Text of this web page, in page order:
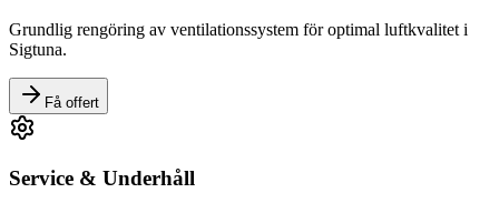
Grundlig rengöring av ventilationssystem för optimal luftkvalitet i
Sigtuna.
Få offert
Service & Underhåll